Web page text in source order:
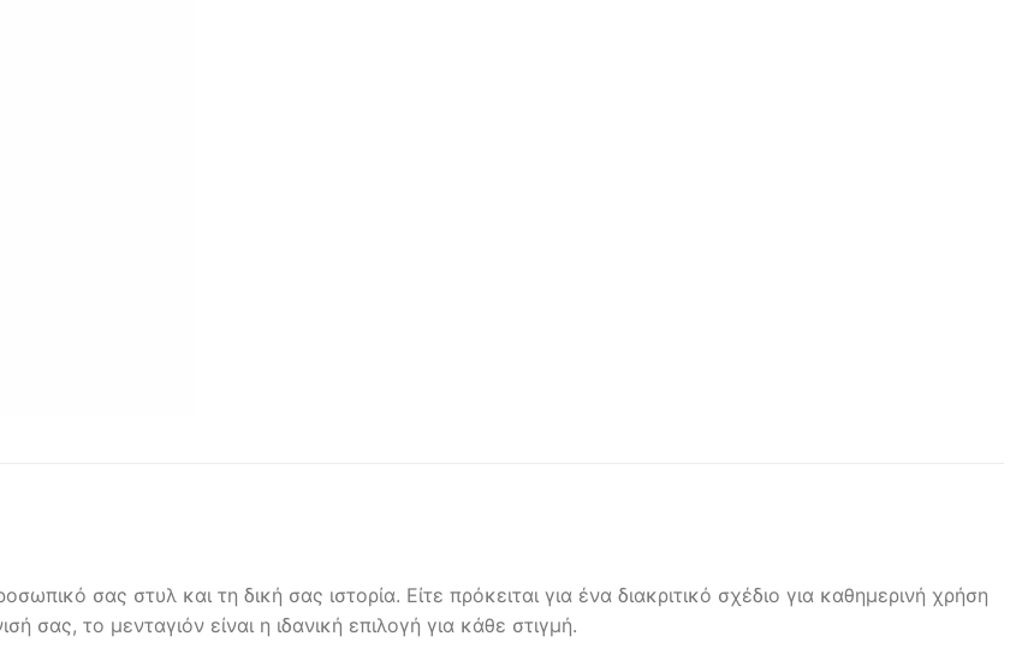
σας στυλ και τη δική σας ιστορία. Είτε πρόκειται για ένα διακριτικό σχέδιο για καθημερινή χρήση
σας, το μενταγιόν είναι η ιδανική επιλογή για κάθε στιγμή.